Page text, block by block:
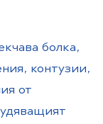
болка,
контузии,
от